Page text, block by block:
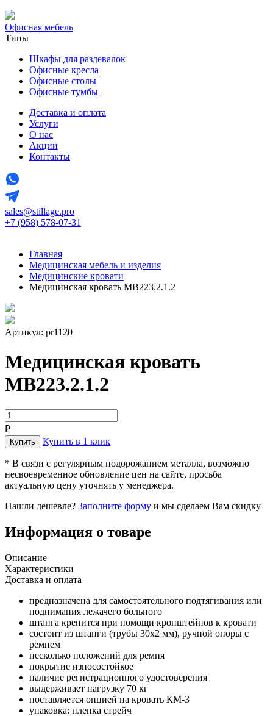
Офисная мебель
Типы
Шкафы для раздевалок
Офисные кресла
Офисные столы
Офисные тумбы
Доставка и оплата
Услуги
О нас
Акции
Контакты
sales@stillage.pro
+7 (958) 578-07-31
Главная
Медицинская мебель и изделия
Медицинские кровати
Медицинская кровать MB223.2.1.2
Артикул: pr1120
Медицинская кровать
MB223.2.1.2
₽
Купить в 1 клик
* В связи с регулярным подорожанием металла, возможно
несвоевременное обновление цен на сайте, просьба
актуальную цену уточнять у менеджера.
Нашли дешевле? Заполните форму и мы сделаем Вам скидку
Информация о товаре
Описание
Характеристики
Доставка и оплата
предназначена для самостоятельного подтягивания или
поднимания лежачего больного
штанга крепится при помощи кронштейнов к кровати
состоит из штанги (трубы 30х2 мм), ручной опоры с
ремнем
несколько положений для ремня
покрытие износостойкое
наличие регистрационного удостоверения
выдерживает нагрузку 70 кг
поставляется опцией на кровать КМ-3
упаковка: пленка стрейч